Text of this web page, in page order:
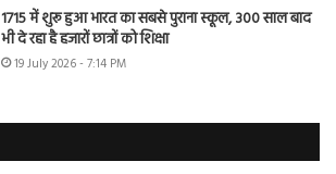
1715 में शुरू हुआ भारत का सबसे पुराना स्कूल, 300 साल बाद
भी दे रहा है हजारों छात्रों को शिक्षा
19 July 2026 - 7:14 PM